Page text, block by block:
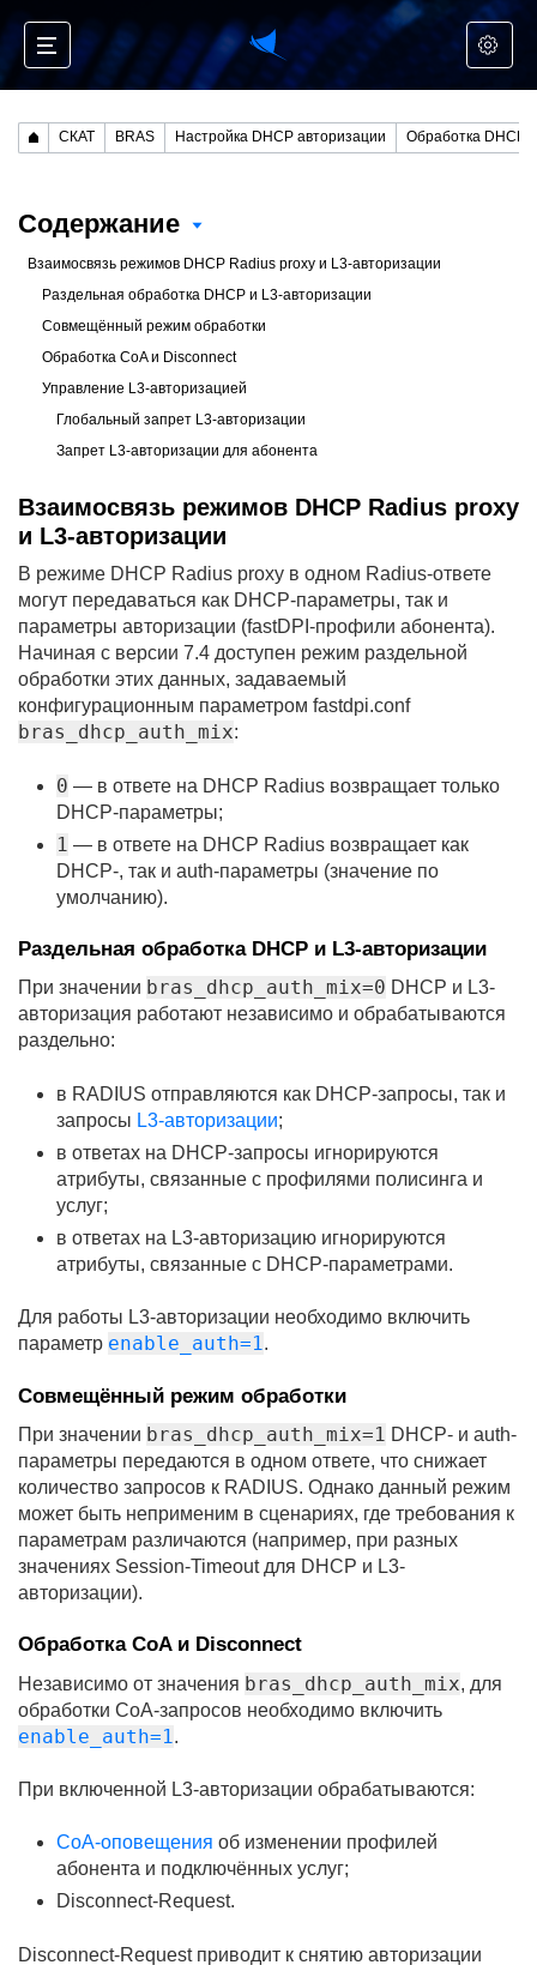
СКАТ BRAS Настройка DHCP авторизации Обработка DHCP
Содержание
Взаимосвязь режимов DHCP Radius proxy и L3-авторизации
Раздельная обработка DHCP и L3-авторизации
Совмещённый режим обработки
Обработка CoA и Disconnect
Управление L3-авторизацией
Глобальный запрет L3-авторизации
Запрет L3-авторизации для абонента
Взаимосвязь режимов DHCP Radius proxy
и L3-авторизации
В режиме DHCP Radius proxy в одном Radius-ответе
могут передаваться как DHCP-параметры, так и
параметры авторизации (fastDPI-профили абонента).
Начиная с версии 7.4 доступен режим раздельной
обработки этих данных, задаваемый
конфигурационным параметром fastdpi.conf
bras_dhcp_auth_mix:
0 — в ответе на DHCP Radius возвращает только
DHCP-параметры;
1 — в ответе на DHCP Radius возвращает как
DHCP-, так и auth-параметры (значение по
умолчанию).
Раздельная обработка DHCP и L3-авторизации
При значении bras_dhcp_auth_mix=0 DHCP и L3-
авторизация работают независимо и обрабатываются
раздельно:
в RADIUS отправляются как DHCP-запросы, так и
запросы L3-авторизации;
в ответах на DHCP-запросы игнорируются
атрибуты, связанные с профилями полисинга и
услуг;
в ответах на L3-авторизацию игнорируются
атрибуты, связанные с DHCP-параметрами.
Для работы L3-авторизации необходимо включить
параметр enable_auth=1.
Совмещённый режим обработки
При значении bras_dhcp_auth_mix=1 DHCP- и auth-
параметры передаются в одном ответе, что снижает
количество запросов к RADIUS. Однако данный режим
может быть неприменим в сценариях, где требования к
параметрам различаются (например, при разных
значениях Session-Timeout для DHCP и L3-
авторизации).
Обработка CoA и Disconnect
Независимо от значения bras_dhcp_auth_mix, для
обработки CoA-запросов необходимо включить
enable_auth=1 .
При включенной L3-авторизации обрабатываются:
CoA-оповещения об изменении профилей
абонента и подключённых услуг;
Disconnect-Request.
Disconnect-Request приводит к снятию авторизации